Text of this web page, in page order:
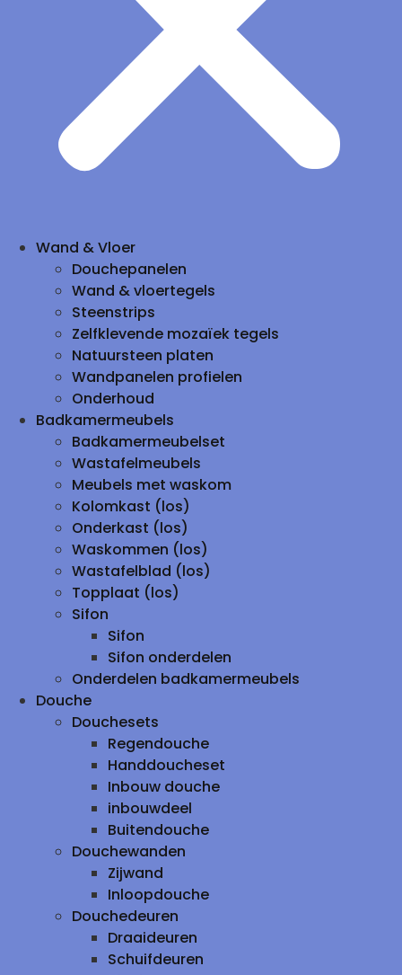
Wand & Vloer
Douchepanelen
Wand & vloertegels
Steenstrips
Zelfklevende mozaïek tegels
Natuursteen platen
Wandpanelen profielen
Onderhoud
Badkamermeubels
Badkamermeubelset
Wastafelmeubels
Meubels met waskom
Kolomkast (los)
Onderkast (los)
Waskommen (los)
Wastafelblad (los)
Topplaat (los)
Sifon
Sifon
Sifon onderdelen
Onderdelen badkamermeubels
Douche
Douchesets
Regendouche
Handdoucheset
Inbouw douche
inbouwdeel
Buitendouche
Douchewanden
Zijwand
Inloopdouche
Douchedeuren
Draaideuren
Schuifdeuren